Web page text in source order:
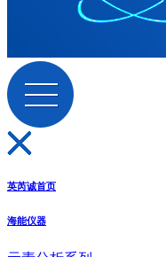
英芮诚首页
海能仪器